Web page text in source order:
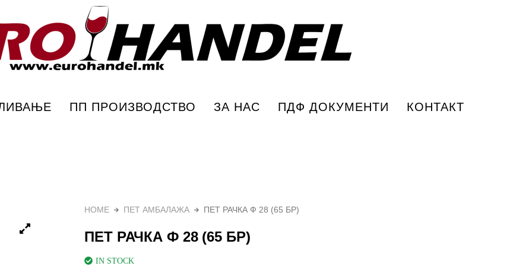
ПП ПРОИЗВОДСТВО ЗА НАС ПДФ ДОКУМЕНТИ КОНТАКТ
HOME ПЕТ АМБАЛАЖА ПЕТ РАЧКА Ф 28 (65 БР)
ПЕТ РАЧКА Ф 28 (65 БР)
IN STOCK